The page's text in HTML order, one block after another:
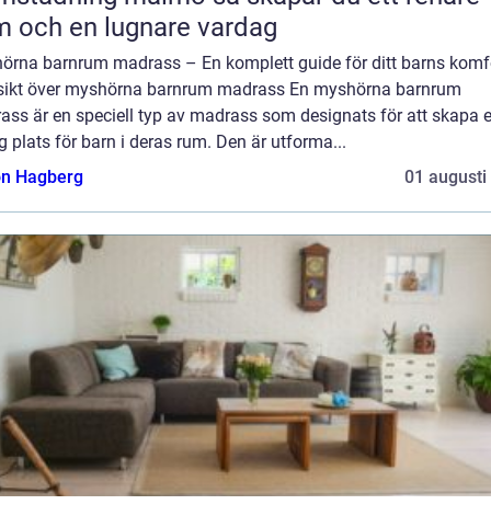
och en lugnare vardag
barnrum madrass – En komplett guide för ditt barns
över myshörna barnrum madrass En myshörna barnrum
är en speciell typ av madrass som designats för att skapa
plats för barn i deras rum. Den är utforma...
Hagberg
01 augusti